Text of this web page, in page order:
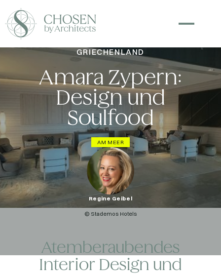
GRIECHENLAND
Amara Zypern:
Design und
Soulfood
AM MEER
Regine Geibel
© Stademos Hotels
Atemberaubendes
Interior Design und